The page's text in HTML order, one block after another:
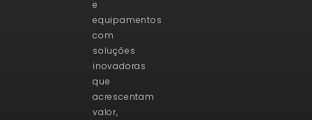
e
equipamentos
com
soluções
inovadoras
que
acrescentam
valor,